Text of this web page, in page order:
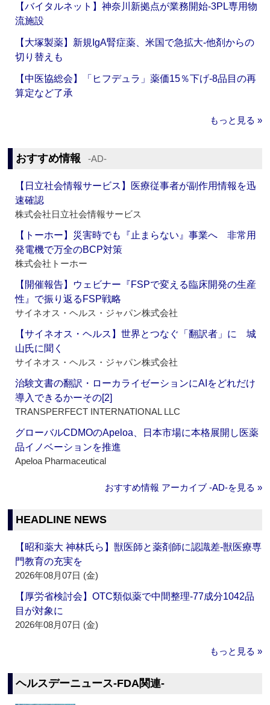
【バイタルネット】神奈川新拠点が業務開始‐3PL専用物
流施設
【大塚製薬】新規IgA腎症薬、米国で急拡大‐他剤からの
切り替えも
【中医協総会】「ヒフデュラ」薬価15％下げ‐8品目の再
算定など了承
もっと見る »
おすすめ情報 ‐AD‐
【日立社会情報サービス】医療従事者が副作用情報を迅
速確認
株式会社日立社会情報サービス
【トーホー】災害時でも『止まらない』事業へ 非常用
発電機で万全のBCP対策
株式会社トーホー
【開催報告】ウェビナー『FSPで変える臨床開発の生産
性』で振り返るFSP戦略
サイネオス・ヘルス・ジャパン株式会社
【サイネオス・ヘルス】世界とつなぐ「翻訳者」に 城
山氏に聞く
サイネオス・ヘルス・ジャパン株式会社
治験文書の翻訳・ローカライゼーションにAIをどれだけ
導入できるかーその[2]
TRANSPERFECT INTERNATIONAL LLC
グローバルCDMOのApeloa、日本市場に本格展開し医薬
品イノベーションを推進
Apeloa Pharmaceutical
おすすめ情報 アーカイブ ‐AD‐を見る »
HEADLINE NEWS
【昭和薬大 神林氏ら】獣医師と薬剤師に認識差‐獣医療専
門教育の充実を
2026年08月07日 (金)
【厚労省検討会】OTC類似薬で中間整理‐77成分1042品
目が対象に
2026年08月07日 (金)
もっと見る »
ヘルスデーニュース‐FDA関連‐